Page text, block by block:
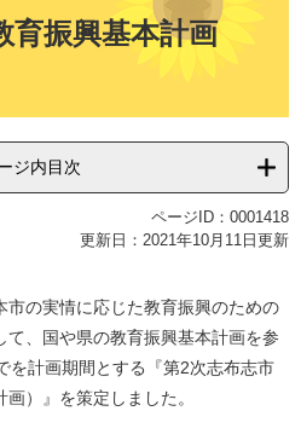
育振興基本計画
ジ内目次
ページID：0001418
更新日：2021年10月11日更新
の実情に応じた教育振興のための
、国や県の教育振興基本計画を参
を計画期間とする『第2次志布志市
）』を策定しました。